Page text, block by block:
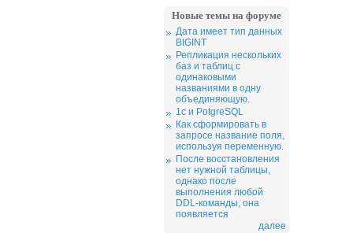
Новые темы на форуме
Дата имеет тип данных
BIGINT
Репликация нескольких
баз и таблиц с
одинаковыми
названиями в одну
объединяющую.
1c и PotgreSQL
Как сформировать в
запросе название поля,
используя переменную.
После восстановления
нет нужной таблицы,
однако после
выполнения любой
DDL-команды, она
появляется
далее